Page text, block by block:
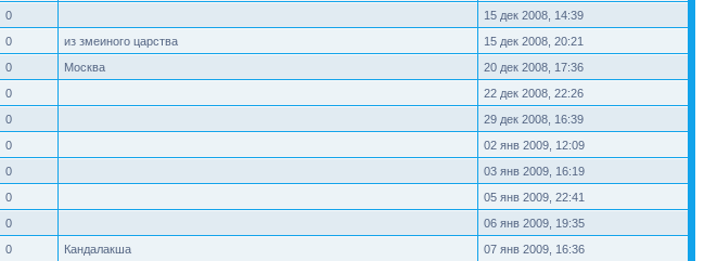
0
15 дек 2008, 14:39
0 из змеиного царства
15 дек 2008, 20:21
0 Москва
20 дек 2008, 17:36
0
22 дек 2008, 22:26
0
29 дек 2008, 16:39
0
02 янв 2009, 12:09
0
03 янв 2009, 16:19
0
05 янв 2009, 22:41
0
06 янв 2009, 19:35
0 Кандалакша 07 янв 2009, 16:36